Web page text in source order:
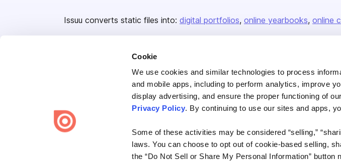
Cookie
We use cookies and similar technologies to process
and mobile apps, including to perform analytics, improve
display advertising, and ensure the proper functioning of
Privacy Policy. By continuing to use our sites and apps,
Some of these activities may be considered “selling,”
laws. You can choose to opt out of cookie-based selling,
the “Do Not Sell or Share My Personal Information” button
Issuu converts static files into: digital portfolios online yearbooks online
Create once,